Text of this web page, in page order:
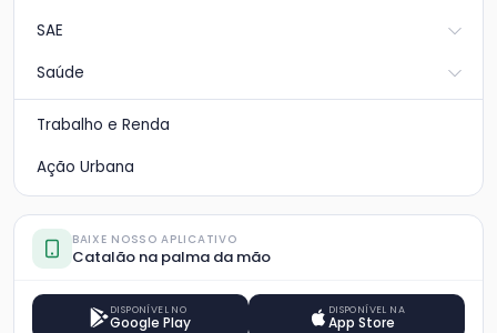
SAE
Saúde
Trabalho e Renda
Ação Urbana
BAIXE NOSSO APLICATIVO
Catalão na palma da mão
DISPONÍVEL NO
Google Play
DISPONÍVEL NA
App Store